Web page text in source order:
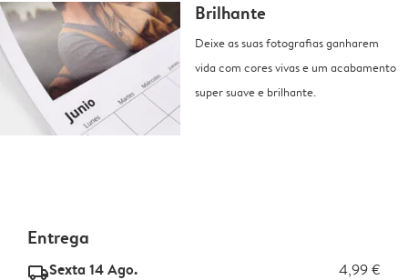
Brilhante
Deixe as suas fotografias ganharem
vida com cores vivas e um acabamento
super suave e brilhante.
Entrega
delivery_standard_v2Sexta 14 Ago. 4,99 €